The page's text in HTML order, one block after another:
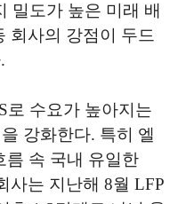
밀도가 높은 미래 배
회사의 강점이 두드
로 수요가 높아지는
강화한다. 특히 엘
름 속 국내 유일한
사는 지난해 8월 LFP